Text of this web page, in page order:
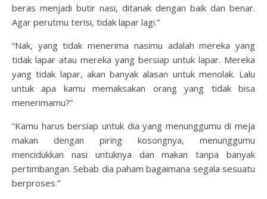
beras menjadi butir nasi, ditanak dengan baik dan benar.
Agar perutmu terisi, tidak lapar lagi.”
“Nak, yang tidak menerima nasimu adalah mereka yang
tidak lapar atau mereka yang bersiap untuk lapar. Mereka
yang tidak lapar, akan banyak alasan untuk menolak. Lalu
untuk apa kamu memaksakan orang yang tidak bisa
menerimamu?”
“Kamu harus bersiap untuk dia yang menunggumu di meja
makan dengan piring kosongnya, menunggumu
mencidukkan nasi untuknya dan makan tanpa banyak
pertimbangan. Sebab dia paham bagaimana segala sesuatu
berproses.”